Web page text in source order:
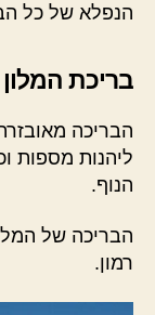
הנפלא של כל
בריכת המלון
הבריכה
ליהנות מספות
הנוף.
הבריכה של
רמון.